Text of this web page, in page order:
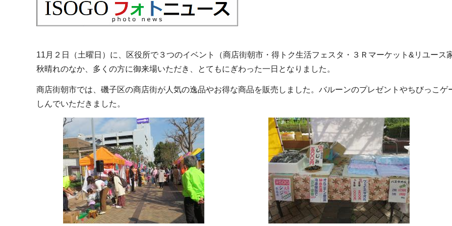
11月２日（土曜日）に、区役所で３つのイベント（商店街朝市・得トク生活フェスタ・３Ｒマーケット&リユース
秋晴れのなか、多くの方に御来場いただき、とてもにぎわった一日となりました。
商店街朝市では、磯子区の商店街が人気の逸品やお得な商品を販売しました。バルーンのプレゼントやちびっこ
しんでいただきました。